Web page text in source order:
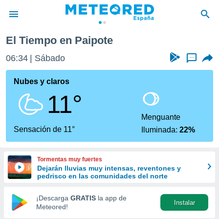
de
por
se
calidad.
a este
las
y
forma
digital
basada
El Tiempo en Paipote
06:34 Sábado ...
Nubes y claros
11°
Sensación de 11°
Menguante
Iluminada:22%
Tormentas muy fuertes
Dejarán lluvias muy intensas, reventones y
pedrisco en las comunidades del norte
¡Descarga GRATIS la app de
Meteored!
Instalar